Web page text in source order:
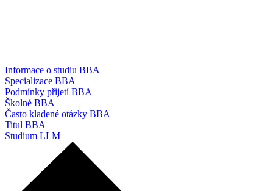
Informace o studiu BBA
Specializace BBA
Podmínky přijetí BBA
Školné BBA
Často kladené otázky BBA
Titul BBA
Studium LLM